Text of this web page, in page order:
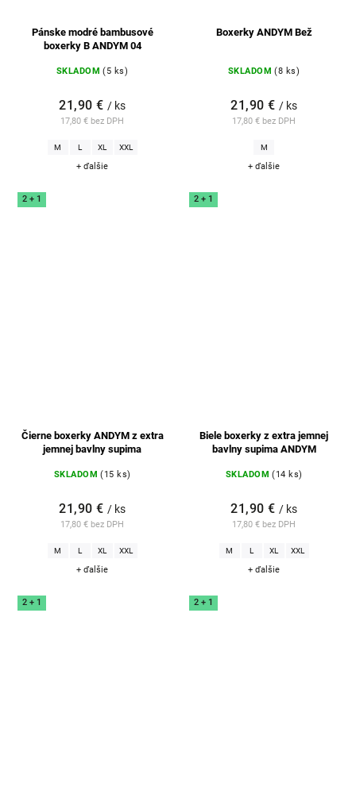
Pánske modré bambusové
boxerky B ANDYM 04
SKLADOM (5 ks)
17,80 € bez DPH
21,90 € / ks
M L XL XXL
+ ďalšie
Boxerky ANDYM Bež
SKLADOM (8 ks)
17,80 € bez DPH
21,90 € / ks
M
+ ďalšie
2 + 1
Čierne boxerky ANDYM z extra
jemnej bavlny supima
SKLADOM (15 ks)
17,80 € bez DPH
21,90 € / ks
M L XL XXL
+ ďalšie
2 + 1
Biele boxerky z extra jemnej
bavlny supima ANDYM
SKLADOM (14 ks)
17,80 € bez DPH
21,90 € / ks
M L XL XXL
+ ďalšie
2 + 1 2 + 1